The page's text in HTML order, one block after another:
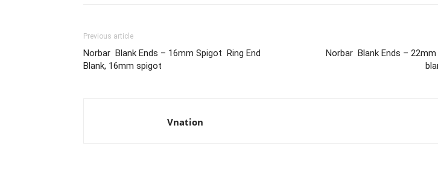
Previous article
Norbar Blank Ends – 16mm Spigot Ring End
Blank, 16mm spigot
Norbar Blank Ends –
Vnation